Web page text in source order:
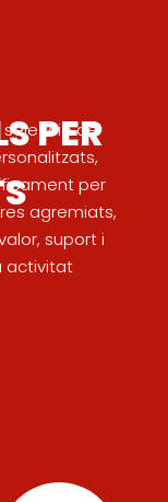
PER
selecció de
per
agremiats,
suport i
activitat